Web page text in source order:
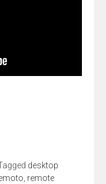
desktop
, remote